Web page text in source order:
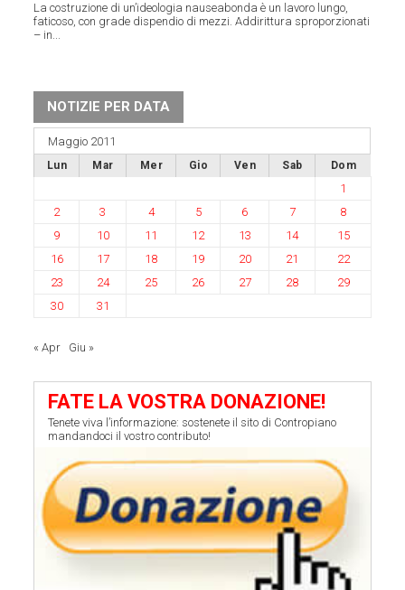
La costruzione di un’ideologia nauseabonda è un lavoro lungo,
faticoso, con grade dispendio di mezzi. Addirittura sproporzionati
– in...
NOTIZIE PER DATA
Maggio 2011
Lun Mar Mer Gio Ven Sab Dom
1
2
3 4 5 6 7
8
9
10 11 12 13 14
15
16
17 18 19 20 21
22
23
24 25 26 27 28
29
30
31
« Apr Giu »
FATE LA VOSTRA DONAZIONE!
Tenete viva l’informazione: sostenete il sito di Contropiano
mandandoci il vostro contributo!